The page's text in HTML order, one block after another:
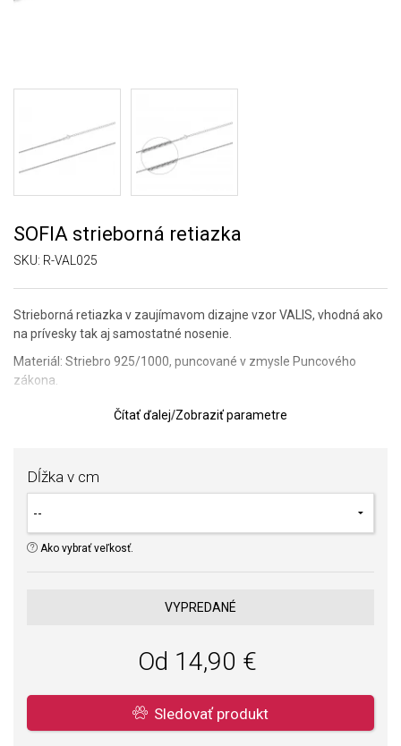
SOFIA strieborná retiazka
SKU: R-VAL025
Strieborná retiazka v zaujímavom dizajne vzor VALIS, vhodná ako
na prívesky tak aj samostatné nosenie.
Materiál: Striebro 925/1000, puncované v zmysle Puncového
zákona.
Striebro je povrchovo upravené platinovým kovom rhódiom, ktorý
zaručuje vysoký lesk a kvalitu.
Čítať ďalej/Zobraziť parametre
Dĺžka v cm
Ako vybrať veľkosť.
VYPREDANÉ
Od 14,90 €
Sledovať produkt